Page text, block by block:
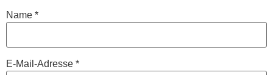
Name *
E-Mail-Adresse *